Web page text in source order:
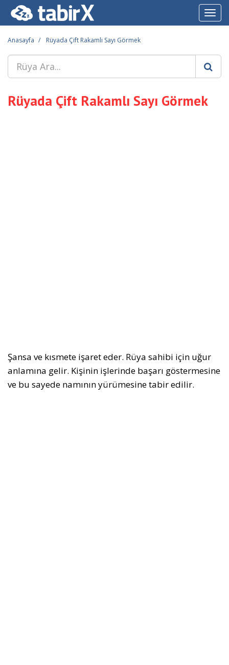
Anasayfa Rüyada Çift Rakamlı Sayı Görmek
Rüyada Çift Rakamlı Sayı Görmek
Şansa ve kısmete işaret eder. Rüya sahibi için uğur
anlamına gelir. Kişinin işlerinde başarı göstermesine
ve bu sayede namının yürümesine tabir edilir.